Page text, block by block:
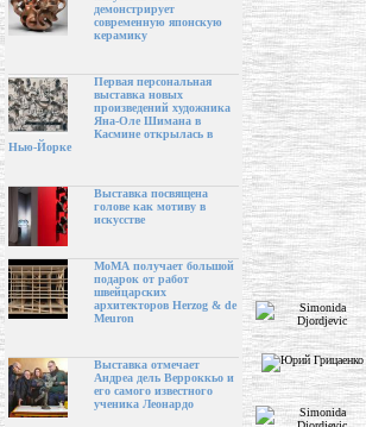
демонстрирует
современную японскую
керамику
Первая персональная
выставка новых
произведений художника
Яна-Оле Шимана в
Касмине открылась в
Нью-Йорке
Выставка посвящена
голове как мотиву в
искусстве
МоМА получает большой
подарок от работ
швейцарских
архитекторов Herzog & de
Meuron
Выставка отмечает
Андреа дель Верроккьо и
его самого известного
ученика Леонардо